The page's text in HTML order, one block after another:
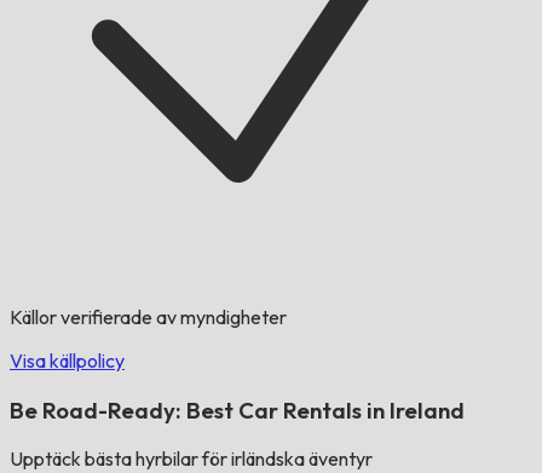
Källor verifierade av myndigheter
Visa källpolicy
Be Road-Ready: Best Car Rentals in Ireland
Upptäck bästa hyrbilar för irländska äventyr